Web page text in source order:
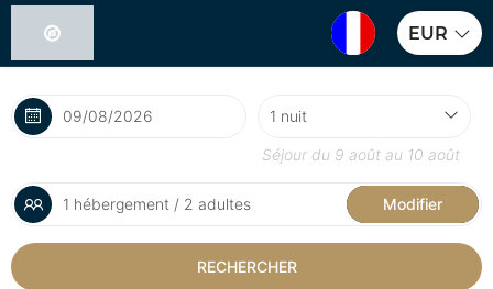
EUR
Séjour du 9 août au 10 août
1 hébergement / 2 adultes Modifier